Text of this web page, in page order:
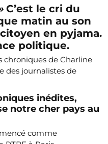
C’est le cri du
matin au son
en pyjama.
politique.
chroniques de Charline
des journalistes de
inédites,
notre cher pays au
comme